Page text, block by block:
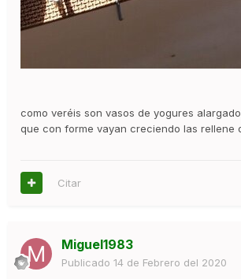
como veréis son vasos de yogures
que con forme vayan creciendo las rellene
Citar
Miguel1983
Publicado 14 de Febrero del 2020